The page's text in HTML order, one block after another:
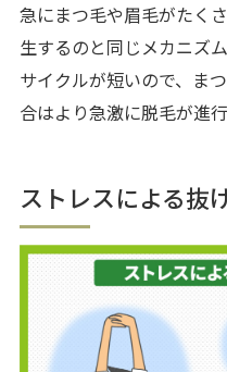
急にまつ毛や眉毛がたく
生するのと同じメカニズ
サイクルが短いので、ま
合はより急激に脱毛が進
ストレスによる抜